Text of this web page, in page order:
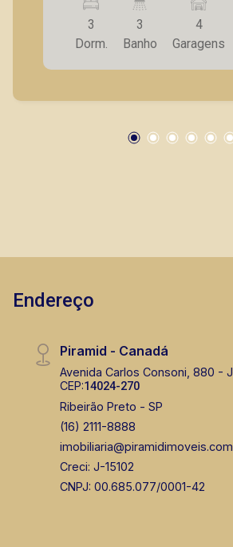
com gabinete; - Dependência e
serviço; - Quintal; - 4 vagas de
Piramid tem como objetivo
clientes com agilidade e
nos principais lançamentos da
3
Dorm.
3
Banho
4
Garagens
Endereço
Piramid - Canadá
Avenida Carlos Consoni, 880 -
CEP:14024-270
Ribeirão Preto - SP
(16) 2111-8888
Creci: J-15102
CNPJ: 00.685.077/0001-42